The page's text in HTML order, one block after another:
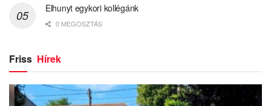
Elhunyt egykori kollégánk
0 MEGOSZTÁS
Friss Hírek